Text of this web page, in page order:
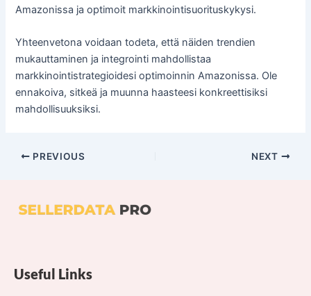
Amazonissa ja optimoit markkinointisuorituskykysi.
Yhteenvetona voidaan todeta, että näiden trendien
mukauttaminen ja integrointi mahdollistaa
markkinointistrategioidesi optimoinnin Amazonissa. Ole
ennakoiva, sitkeä ja muunna haasteesi konkreettisiksi
mahdollisuuksiksi.
PREVIOUS NEXT
Useful Links